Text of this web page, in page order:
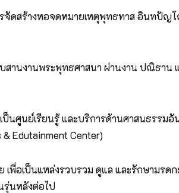
จัดสร้างหอจดหมายเหตุพุทธทาส อินทปัญ
บสานงานพระพุทธศาสนา ผ่านงาน ปณิธาน
ป็นศูนย์เรียนรู้ และบริการด้านศาสนธรรม
Edutainment Center)
เพื่อเป็นแหล่งรวบรวม ดูแล และรักษามรด
รุ่นหลังต่อไป